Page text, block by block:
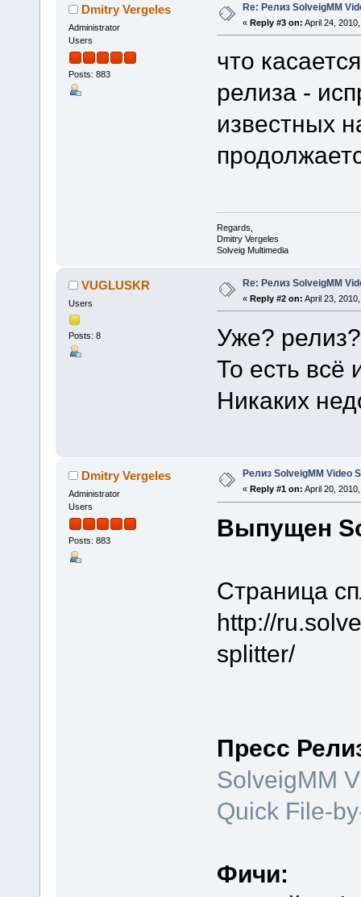
Dmitry Vergeles
Administrator
Users
Posts: 883
Re: Релиз SolveigMM
« Reply #3 on: April 24,
что
релиза -
известных
Regards,
Dmitry Vergeles
Solveig Multimedia
VUGLUSKR
Users
Posts: 8
Re: Релиз SolveigMM
« Reply #2 on: April 23,
Уже? релиз?
То есть всё
Никаких
Dmitry Vergeles
Administrator
Users
Posts: 883
Релиз SolveigMM Video
« Reply #1 on: April 20,
Выпущен
Страница
http://
splitter/
Пресс
SolveigMM
Quick File-
Фичи: